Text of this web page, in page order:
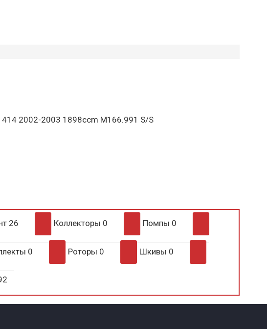
414 2002-2003 1898ccm M166.991 S/S
26 Коллекторы 0 Помпы 0
0 Роторы 0 Шкивы 0